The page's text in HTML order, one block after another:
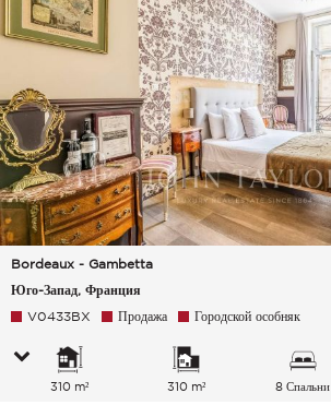
Bordeaux - Gambetta
Юго-Запад, Франция
V0433BX Продажа Городской особняк
310 m² 310 m² 8 Спальни